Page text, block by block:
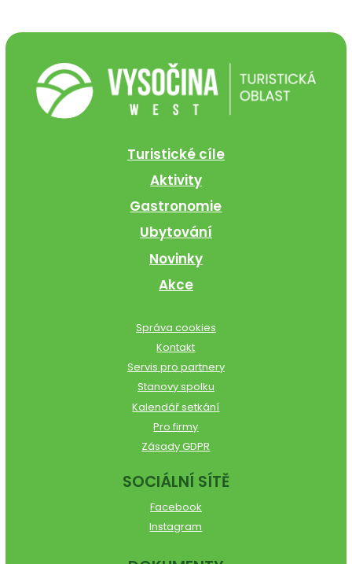
Turistické cíle
Aktivity
Gastronomie
Ubytování
Novinky
Akce
Správa cookies
Kontakt
Servis pro partnery
Stanovy spolku
Kalendář setkání
Pro firmy
Zásady GDPR
SOCIÁLNÍ SÍTĚ
Facebook
Instagram